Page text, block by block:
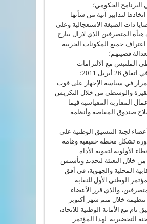
البرنامج الحكومي؛
لتدابير آنية من شأنها
ذات الصبغة الاستعجالية وعلى
المتصرفين الذي لازال يبارح
جميع المكونات الحزبية
قضيتهم؛
الملتبس مع الالتزامات
26 أبريل 2011؛
في سياسة الإجهاز على قوت
والوسطى من خلال التكريس
المقاربة المقياسية فيما
صندوق المقاصة وأنظمة
أعضاء لجنة التنسيق الوطنية على
تشكل محطة حقيقية وهامة
الأولوية لتقوية الأداة
من خلال التعبئة لتجديد وتأسيس
المحلية والجهوية، في أفق
الوطني الأول للنقابة
والذي قرر الأعضاء
خلال متم شهر أكتوبر
تام مع الأمانة الوطنية للاتحاد،
التحضيرية لهذا المؤتمر